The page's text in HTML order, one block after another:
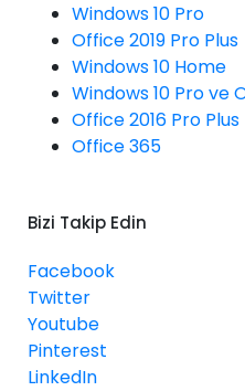
Windows 10 Pro
Office 2019 Pro Plus
Windows 10 Home
Windows 10 Pro ve
Office 2016 Pro Plus
Office 365
Bizi Takip Edin
Facebook
Twitter
Youtube
Pinterest
LinkedIn